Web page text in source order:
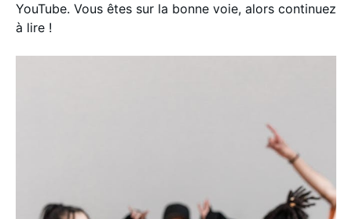
YouTube. Vous êtes sur la bonne voie, alors continuez
à lire !